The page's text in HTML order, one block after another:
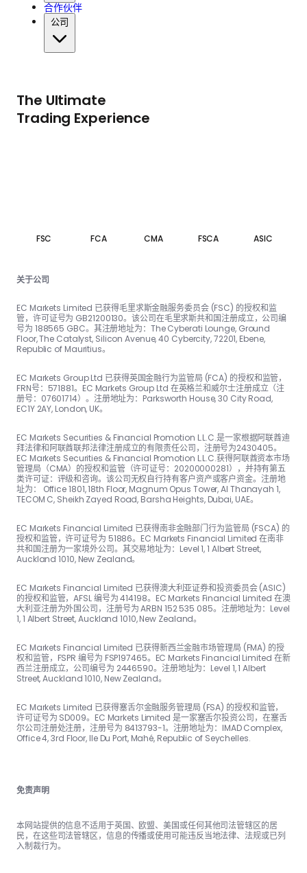
合作伙伴
公司
The Ultimate
Trading Experience
FSC FCA CMA FSCA ASIC
关于公司
EC Markets Limited 已获得毛里求斯金融服务委员会 (FSC) 的授权和监
管，许可证号为 GB21200130。该公司在毛里求斯共和国注册成立，公司编
号为 188565 GBC。其注册地址为：The Cyber​​ati Lounge, Ground
Floor, The Catalyst, Silicon Avenue, 40 Cyber​​city, 72201, Ebene,
Republic of Mauritius。
EC Markets Group Ltd 已获得英国金融行为监管局 (FCA) 的授权和监管，
FRN号：57188​​1。EC Markets Group Ltd 在英格兰和威尔士注册成立（注
册号：07601714）。注册地址为：Parksworth House, 30 City Road,
EC1Y 2AY, London, UK。
EC Markets Securities & Financial Promotion L.L.C.是一家根据阿联酋迪
拜法律和阿联酋联邦法律注册成立的有限责任公司，注册号为2430405。
EC Markets Securities & Financial Promotion L.L.C.获得阿联酋资本市场
管理局（CMA）的授权和监管（许可证号：20200000281），并持有第五
类许可证：评级和咨询。该公司无权自行持有客户资产或客户资金。注册地
址为： Office 1801, 18th Floor, Magnum Opus Tower, Al Thanayah 1,
TECOM C, Sheikh Zayed Road, Barsha Heights, Dubai, UAE。
EC Markets Financial Limited 已获得南非金融部门行为监管局 (FSCA) 的
授权和监管，许可证号为 51886。EC Markets Financial Limited 在南非
共和国注册为一家境外公司。其交易地址为：Level 1, 1 Albert Street,
Auckland 1010, New Zealand。
EC Markets Financial Limited 已获得澳大利亚证券和投资委员会 (ASIC)
的授权和监管，AFSL 编号为 414198。EC Markets Financial Limited 在澳
大利亚注册为外国公司，注册号为 ARBN 152 535 085。注册地址为：Level
1, 1 Albert Street, Auckland 1010, New Zealand。
EC Markets Financial Limited 已获得新西兰金融市场管理局 (FMA) 的授
权和监管，FSPR 编号为 FSP197465。EC Markets Financial Limited 在新
西兰注册成立，公司编号为 2446590。注册地址为：Level 1, 1 Albert
Street, Auckland 1010, New Zealand。
EC Markets Limited 已获得塞舌尔金融服务管理局 (FSA) 的授权和监管，
许可证号为 SD009。EC Markets Limited 是一家塞舌尔投资公司，在塞舌
尔公司注册处注册，注册号为 8413793-1。注册地址为：IMAD Complex,
Office 4, 3rd Floor, Ile Du Port, Mahé, Republic of Seychelles.
免责声明
本网站提供的信息不适用于英国、欧盟、美国或任何其他司法管辖区的居
民，在这些司法管辖区，信息的传播或使用可能违反当地法律、法规或已列
入制裁行为。